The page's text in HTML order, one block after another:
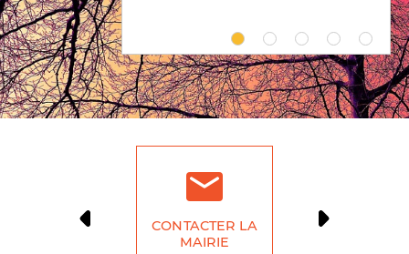
CONTACTER LA
MAIRIE